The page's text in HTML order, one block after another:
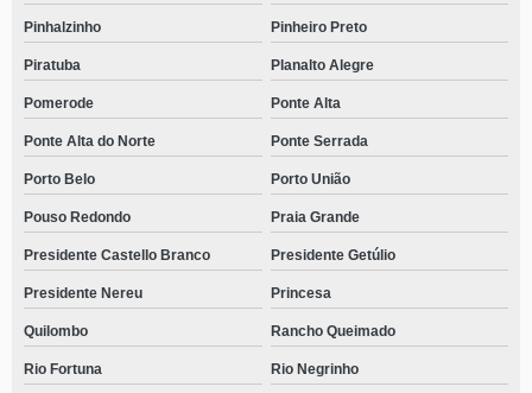
Pinhalzinho Pinheiro Preto
Piratuba Planalto Alegre
Pomerode Ponte Alta
Ponte Alta do Norte Ponte Serrada
Porto Belo Porto União
Pouso Redondo Praia Grande
Presidente Castello Branco Presidente Getúlio
Presidente Nereu Princesa
Quilombo Rancho Queimado
Rio Fortuna Rio Negrinho